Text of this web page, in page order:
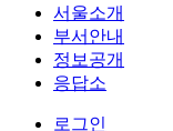
서울소개
부서안내
정보공개
응답소
로그인